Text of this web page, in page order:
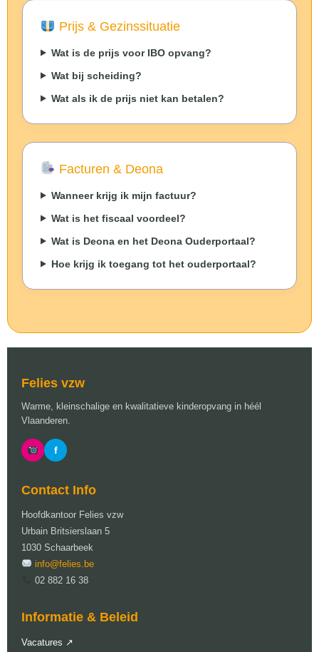
Prijs & Gezinssituatie
Wat is de prijs voor IBO opvang?
Wat bij scheiding?
Wat als ik de prijs niet kan betalen?
Facturen & Deona
Wanneer krijg ik mijn factuur?
Wat is het fiscaal voordeel?
Wat is Deona en het Deona Ouderportaal?
Hoe krijg ik toegang tot het ouderportaal?
Felies vzw
Warme, kleinschalige en kwalitatieve kinderopvang in héél
Vlaanderen.
f
Contact Info
Hoofdkantoor Felies vzw
Urbain Britsierslaan 5
1030 Schaarbeek
info@felies.be
02 882 16 38
Informatie & Beleid
Vacatures ↗